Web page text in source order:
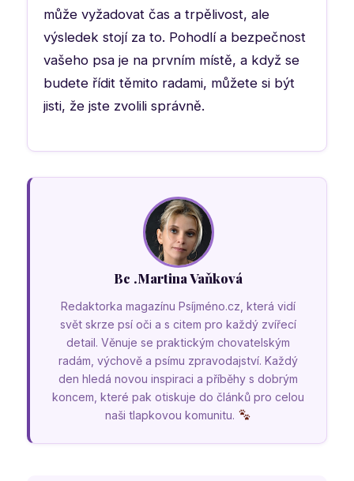
může vyžadovat čas a trpělivost, ale
výsledek stojí za to. Pohodlí a bezpečnost
vašeho psa je na prvním místě, a když se
budete řídit těmito radami, můžete si být
jisti, že jste zvolili správně.
Bc .Martina Vaňková
Redaktorka magazínu Psíjméno.cz, která vidí
svět skrze psí oči a s citem pro každý zvířecí
detail. Věnuje se praktickým chovatelským
radám, výchově a psímu zpravodajství. Každý
den hledá novou inspiraci a příběhy s dobrým
koncem, které pak otiskuje do článků pro celou
naši tlapkovou komunitu.